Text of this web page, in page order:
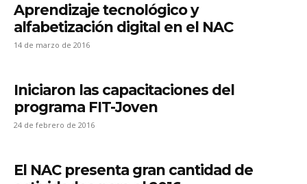
Aprendizaje tecnológico y
alfabetización digital en el NAC
14 de marzo de 2016
Iniciaron las capacitaciones del
programa FIT-Joven
24 de febrero de 2016
El NAC presenta gran cantidad de